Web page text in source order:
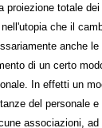
proiezione totale
che il
anche
di un certo
In effetti un
del personale
associazioni,